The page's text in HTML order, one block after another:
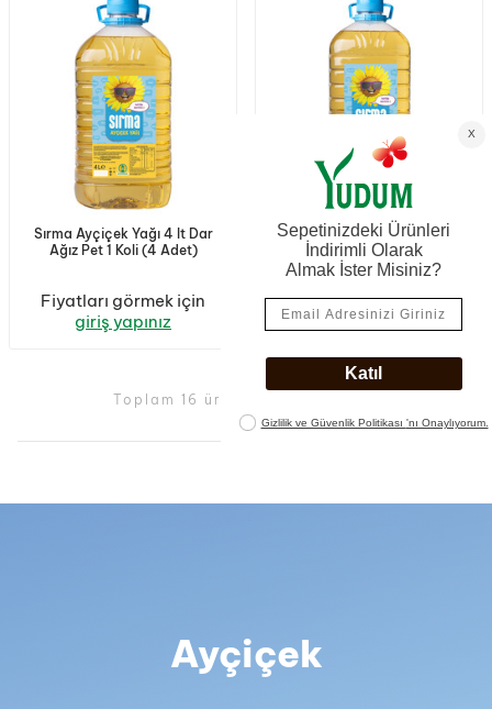
Sırma Ayçiçek Yağı 4 lt Dar
Ağız Pet 1 Koli (4 Adet)
Fiyatları görmek için
giriş yapınız
Sırma Ayçiçek Yağı 5 lt Dar
Ağız Pet 1 Koli (4 Adet)
Fiyatları görmek için
giriş yapınız
Toplam 16 ürün görüntüleniyor.
Ayçiçek